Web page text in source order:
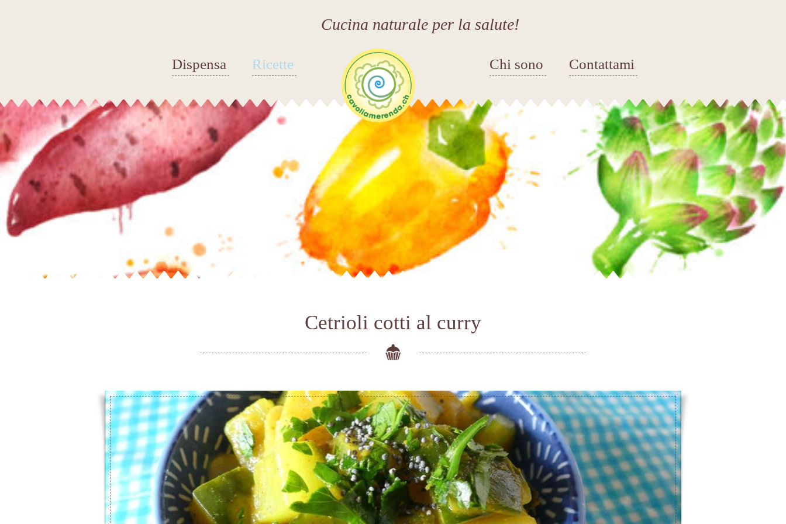
Cucina naturale per la salute!
Dispensa Ricette Chi sono Contattami
Cetrioli cotti al curry